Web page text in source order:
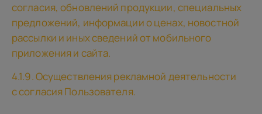
согласия, обновлений продукции, специальных
предложений, информации о ценах, новостной
рассылки и иных сведений от мобильного
приложения и сайта.
4.1.9. Осуществления рекламной деятельности
с согласия Пользователя.